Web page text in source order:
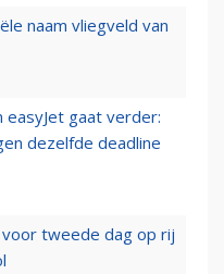
naam vliegveld van
easyJet gaat verder:
dezelfde deadline
tweede dag op rij